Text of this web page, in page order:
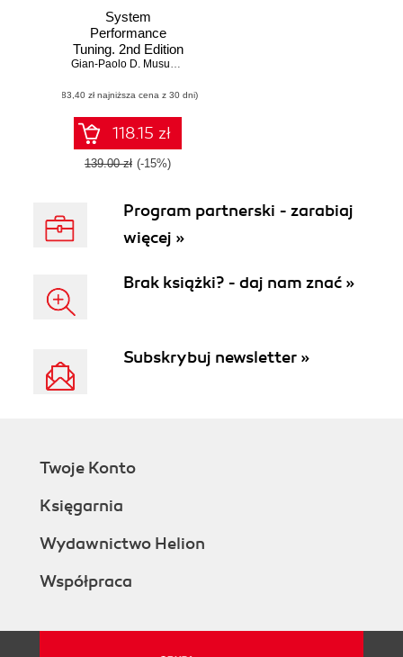
System
Performance
Tuning. 2nd Edition
Gian-Paolo D. Musumeci
(83,40 zł najniższa cena z 30 dni)
118.15 zł
139.00 zł (-15%)
Program partnerski - zarabiaj
więcej »
Brak książki? - daj nam znać »
Subskrybuj newsletter »
Twoje Konto
Księgarnia
Wydawnictwo Helion
Współpraca